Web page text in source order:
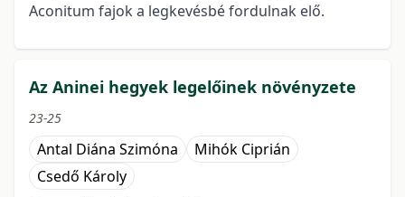
Aconitum fajok a legkevésbé fordulnak elő.
Az Aninei hegyek legelőinek növényzete
23-25
Antal Diána Szimóna
Mihók Ciprián
Csedő Károly